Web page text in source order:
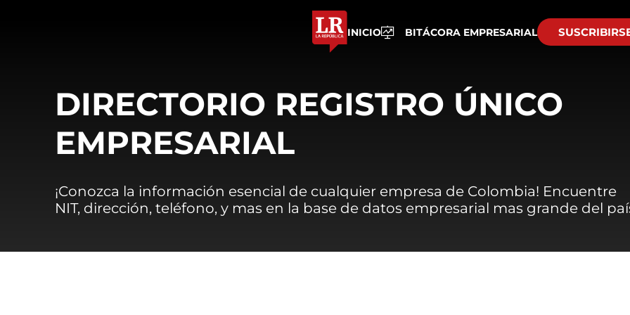
INICIO BITÁCORA EMPRESARIAL
DIRECTORIO REGISTRO ÚNICO
EMPRESARIAL
¡Conozca la información esencial de cualquier empresa de Colombia! Encuentre
NIT, dirección, teléfono, y mas en la base de datos empresarial mas grande del